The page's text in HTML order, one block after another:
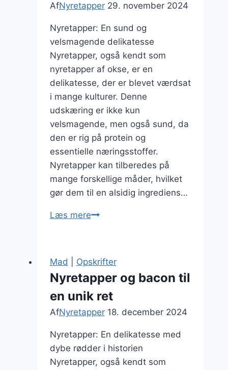
AfNyretapper 29. november 2024
Nyretapper: En sund og
velsmagende delikatesse
Nyretapper, også kendt som
nyretapper af okse, er en
delikatesse, der er blevet værdsat
i mange kulturer. Denne
udskæring er ikke kun
velsmagende, men også sund, da
den er rig på protein og
essentielle næringsstoffer.
Nyretapper kan tilberedes på
mange forskellige måder, hvilket
gør dem til en alsidig ingrediens…
Læs mereNyretapper
Sund
velsmagende
Mad Opskrifter
Nyretapper og bacon til
en unik ret
AfNyretapper 18. december 2024
Nyretapper: En delikatesse med
dybe rødder i historien
Nyretapper, også kendt som